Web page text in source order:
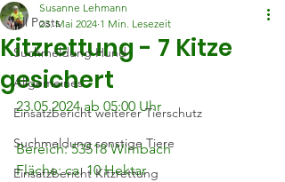
All Posts
Suchmeldung Hund
Allgemeines
Einsatzbericht weiterer Tierschutz
Suchmeldung sonstige Tiere
Einsatzbericht Kitzrettung
Kitzrettung - 7 Kitze
gesichert
Susanne Lehmann
23. Mai 2024 1 Min. Lesezeit
23.05.2024 ab 05:00 Uhr
Bereich: 53518 Wimbach
Fläche: ca. 10 Hektar